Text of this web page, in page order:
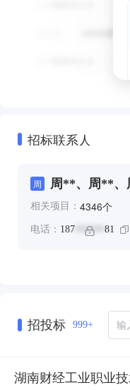
招标联系人
周 周**、周**、
相关项目： 4346个
电话： 187 ****** 81
招投标 999+
湖南财经工业职业